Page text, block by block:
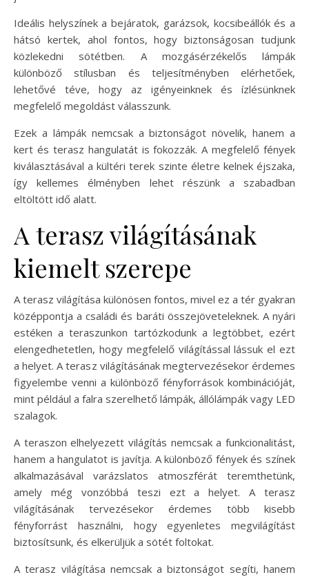
Ideális helyszínek a bejáratok, garázsok, kocsibeállók és a
hátsó kertek, ahol fontos, hogy biztonságosan tudjunk
közlekedni sötétben. A mozgásérzékelős lámpák
különböző stílusban és teljesítményben elérhetőek,
lehetővé téve, hogy az igényeinknek és ízlésünknek
megfelelő megoldást válasszunk.
Ezek a lámpák nemcsak a biztonságot növelik, hanem a
kert és terasz hangulatát is fokozzák. A megfelelő fények
kiválasztásával a kültéri terek szinte életre kelnek éjszaka,
így kellemes élményben lehet részünk a szabadban
eltöltött idő alatt.
A terasz világításának
kiemelt szerepe
A terasz világítása különösen fontos, mivel ez a tér gyakran
középpontja a családi és baráti összejöveteleknek. A nyári
estéken a teraszunkon tartózkodunk a legtöbbet, ezért
elengedhetetlen, hogy megfelelő világítással lássuk el ezt
a helyet. A terasz világításának megtervezésekor érdemes
figyelembe venni a különböző fényforrások kombinációját,
mint például a falra szerelhető lámpák, állólámpák vagy LED
szalagok.
A teraszon elhelyezett világítás nemcsak a funkcionalitást,
hanem a hangulatot is javítja. A különböző fények és színek
alkalmazásával varázslatos atmoszférát teremthetünk,
amely még vonzóbbá teszi ezt a helyet. A terasz
világításának tervezésekor érdemes több kisebb
fényforrást használni, hogy egyenletes megvilágítást
biztosítsunk, és elkerüljük a sötét foltokat.
A terasz világítása nemcsak a biztonságot segíti, hanem